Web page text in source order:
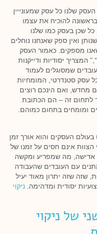
שלנו כל עסק שמעונייין
להוכיח את עצמו
בעסק כמו שלנו
ספק שאנחנו נוחלים
כאמור העסק
יסודיות ודייקנות
שמסוגלים לעמוד
סטנדרטי, המומחיות
ואם הינכם רוצים
זה – הם הכתובת
בתחום כמוהם.
העסקים והוא אורך זמן
אינם חסים על זמנו של
מה שמפריע ומקשה
עם העובדים שהעבודה
שזה יתרון מאוד יעיל
יסודית ומדהימה.ניקוי
של ניקוי